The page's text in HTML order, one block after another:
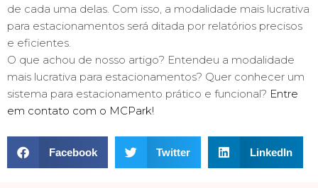
de cada uma delas. Com isso, a modalidade mais lucrativa
para estacionamentos será ditada por relatórios precisos
e eficientes.
O que achou de nosso artigo? Entendeu a modalidade
mais lucrativa para estacionamentos? Quer conhecer um
sistema para estacionamento prático e funcional? Entre
em contato com o MCPark!
Facebook Twitter LinkedIn